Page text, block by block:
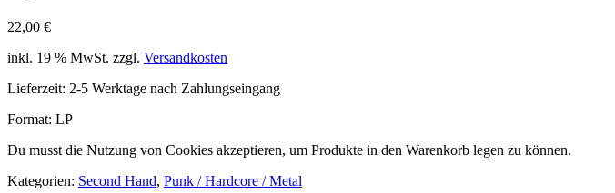
22,00 €
inkl. 19 % MwSt. zzgl. Versandkosten
Lieferzeit: 2-5 Werktage nach Zahlungseingang
Format: LP
Du musst die Nutzung von Cookies akzeptieren, um Produkte in den Warenkorb legen zu können.
Kategorien: Second Hand, Punk / Hardcore / Metal